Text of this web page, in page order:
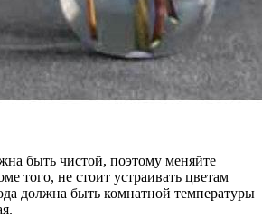
быть чистой, поэтому меняйте
того, не стоит устраивать цветам
должна быть комнатной температуры